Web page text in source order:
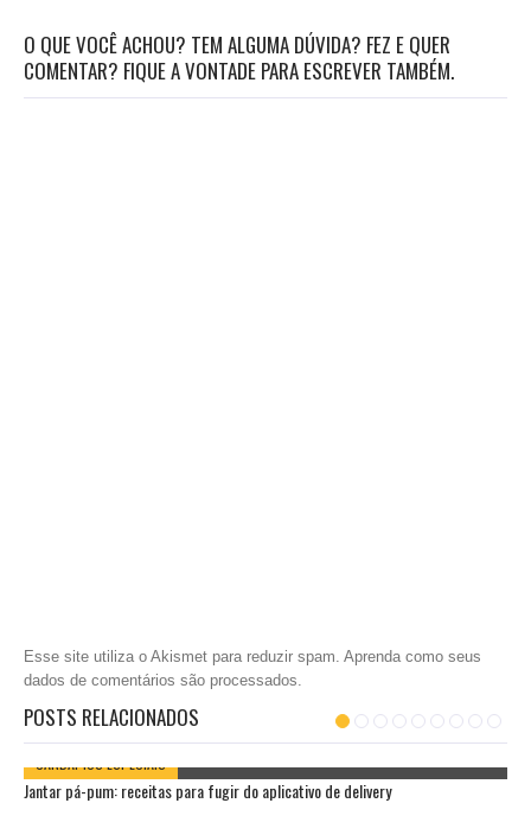
O QUE VOCÊ ACHOU? TEM ALGUMA DÚVIDA? FEZ E QUER
COMENTAR? FIQUE A VONTADE PARA ESCREVER TAMBÉM.
Esse site utiliza o Akismet para reduzir spam. Aprenda como seus
dados de comentários são processados
POSTS RELACIONADOS
CARDÁPIOS ESPECIAIS
Jantar pá-pum: receitas para fugir do aplicativo de delivery